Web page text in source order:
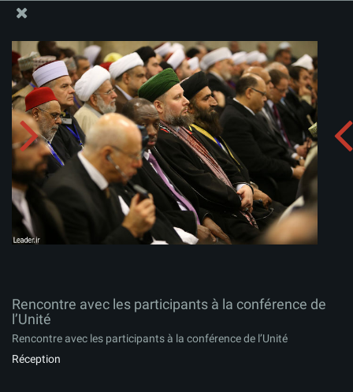
Rencontre avec les participants à la conférence de
l’Unité
Télécharger l'album:
Rencontre avec les participants à la conférence de
l’Unité
Rencontre avec les participants à la conférence de l’Unité
Réception